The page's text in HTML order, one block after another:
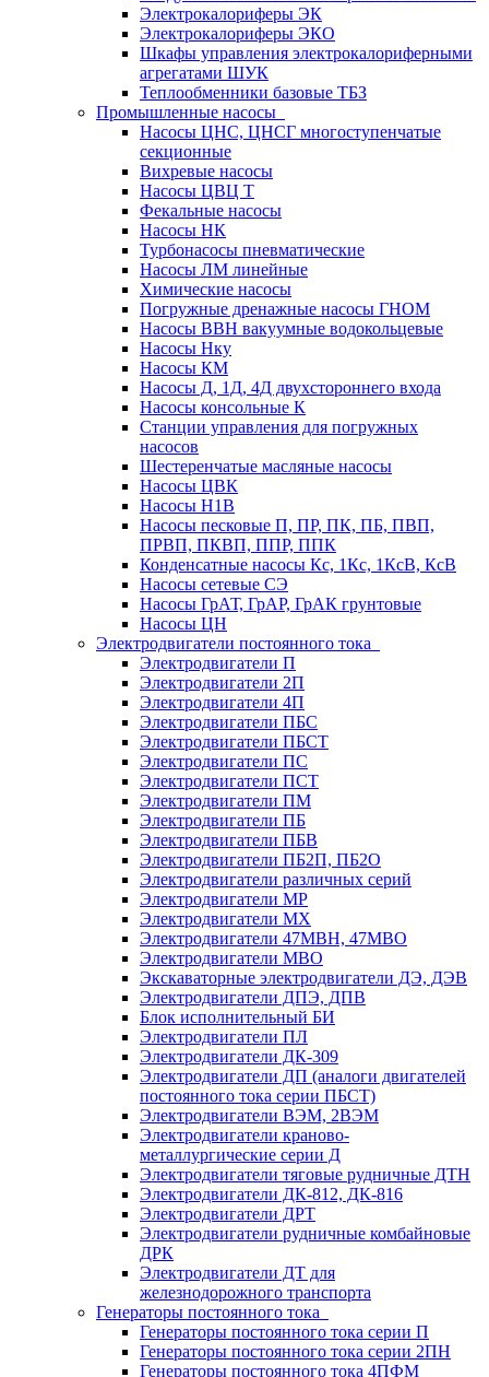
Электрокалориферы ЭК
Электрокалориферы ЭКО
Шкафы управления электрокалориферными
агрегатами ШУК
Теплообменники базовые ТБЗ
Промышленные насосы
Насосы ЦНС, ЦНСГ многоступенчатые
секционные
Вихревые насосы
Насосы ЦВЦ Т
Фекальные насосы
Насосы НК
Турбонасосы пневматические
Насосы ЛМ линейные
Химические насосы
Погружные дренажные насосы ГНОМ
Насосы ВВН вакуумные водокольцевые
Насосы Нку
Насосы КМ
Насосы Д, 1Д, 4Д двухстороннего входа
Насосы консольные К
Станции управления для погружных
насосов
Шестеренчатые масляные насосы
Насосы ЦВК
Насосы Н1В
Насосы песковые П, ПР, ПК, ПБ, ПВП,
ПРВП, ПКВП, ППР, ППК
Конденсатные насосы Кс, 1Кс, 1КсВ, КсВ
Насосы сетевые СЭ
Насосы ГрАТ, ГрАР, ГрАК грунтовые
Насосы ЦН
Электродвигатели постоянного тока
Электродвигатели П
Электродвигатели 2П
Электродвигатели 4П
Электродвигатели ПБС
Электродвигатели ПБСТ
Электродвигатели ПС
Электродвигатели ПСТ
Электродвигатели ПМ
Электродвигатели ПБ
Электродвигатели ПБВ
Электродвигатели ПБ2П, ПБ2О
Электродвигатели различных серий
Электродвигатели МР
Электродвигатели MX
Электродвигатели 47MBH, 47МВО
Электродвигатели MBO
Экскаваторные электродвигатели ДЭ, ДЭВ
Электродвигатели ДПЭ, ДПВ
Блок исполнительный БИ
Электродвигатели ПЛ
Электродвигатели ДК-309
Электродвигатели ДП (аналоги двигателей
постоянного тока серии ПБСТ)
Электродвигатели ВЭМ, 2ВЭМ
Электродвигатели краново-
металлургические серии Д
Электродвигатели тяговые рудничные ДТН
Электродвигатели ДК-812, ДК-816
Электродвигатели ДРТ
Электродвигатели рудничные комбайновые
ДРК
Электродвигатели ДТ для
железнодорожного транспорта
Генераторы постоянного тока
Генераторы постоянного тока серии П
Генераторы постоянного тока серии 2ПН
Генераторы постоянного тока 4ПФМ